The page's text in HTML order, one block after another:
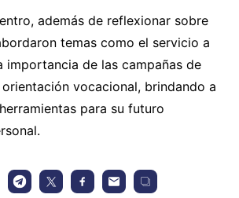
además de reflexionar sobre
temas como el servicio a
importancia de las campañas de
vocacional, brindando a
para su futuro